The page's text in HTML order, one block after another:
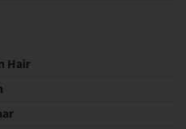
Hair